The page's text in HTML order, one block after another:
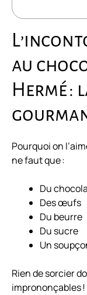
au
Hermé :
Pourquoi on
ne faut que :
Du
Des œufs
Du beurre
Du sucre
Un
Rien de sorcier
imprononçables !